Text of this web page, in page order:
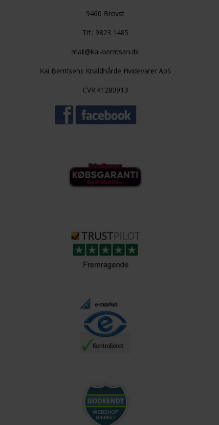
9460 Brovst
Tlf.: 9823 1485
mail@kai-berntsen.dk
Kai Berntsens Knaldhårde Hvidevarer ApS
CVR:41280913